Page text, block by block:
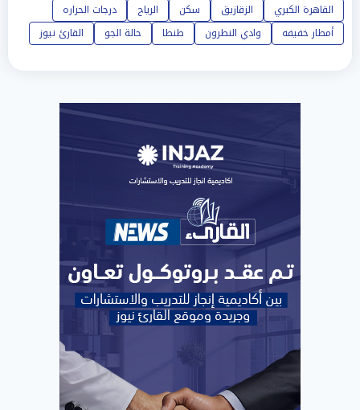
القاهرة الكبري
الزقازيق سكن الرياح
درجات الحراره
أمطار خفيفه
وادي النطرون طنطا حالة الجو القارئ نيوز